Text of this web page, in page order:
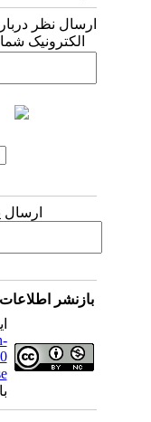
ارسال نظر
الکترونیک
ارسال
بازنشر اطلاعات